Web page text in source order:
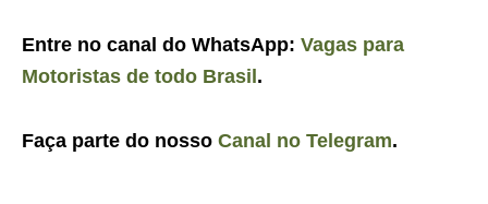
Entre no canal do WhatsApp: Vagas para
Motoristas de todo Brasil .
Faça parte do nosso Canal no Telegram.